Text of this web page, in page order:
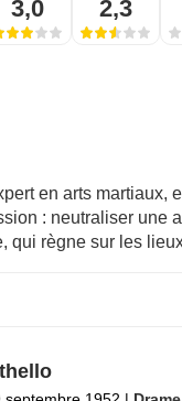
3,0 2,3
en arts martiaux,
: neutraliser une
qui règne sur les